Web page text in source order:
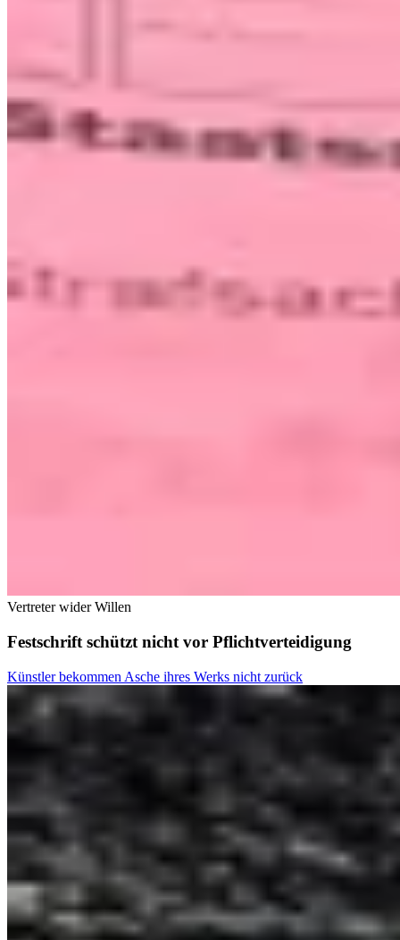
Vertreter wider Willen
Festschrift schützt nicht vor Pflichtverteidigung
Künstler bekommen Asche ihres Werks nicht zurück